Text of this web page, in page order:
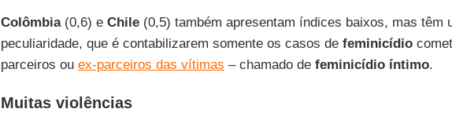
Colômbia(0,6) e Chile(0,5) também apresentam índices baixos, mas têm
peculiaridade, que é contabilizarem somente os casos de feminicídio
parceiros ou ex-parceiros das vítimas – chamado de feminicídio íntimo.
Muitas violências